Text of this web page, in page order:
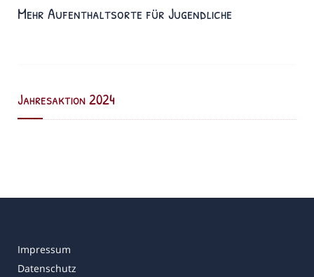
Mehr Aufenthaltsorte für Jugendliche
Jahresaktion 2024
Impressum
Datenschutz